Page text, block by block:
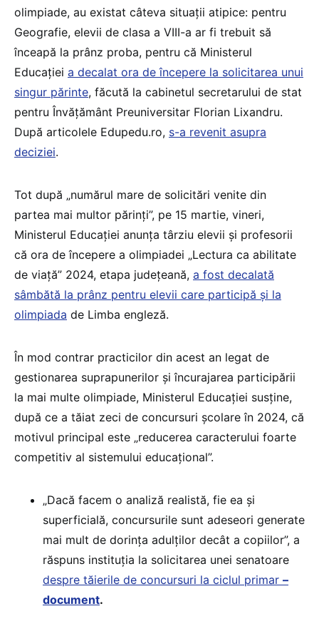
olimpiade, au existat câteva situații atipice: pentru
Geografie, elevii de clasa a VIII-a ar fi trebuit să
înceapă la prânz proba, pentru că Ministerul
Educației a decalat ora de începere la solicitarea unui
singur părinte, făcută la cabinetul secretarului de stat
pentru Învățământ Preuniversitar Florian Lixandru.
După articolele Edupedu.ro, s-a revenit asupra
deciziei.
Tot după „numărul mare de solicitări venite din
partea mai multor părinți”, pe 15 martie, vineri,
Ministerul Educației anunța târziu elevii și profesorii
că ora de începere a olimpiadei „Lectura ca abilitate
de viață” 2024, etapa județeană, a fost decalată
sâmbătă la prânz pentru elevii care participă și la
olimpiada de Limba engleză.
În mod contrar practicilor din acest an legat de
gestionarea suprapunerilor și încurajarea participării
la mai multe olimpiade, Ministerul Educației susține,
după ce a tăiat zeci de concursuri școlare în 2024, că
motivul principal este „reducerea caracterului foarte
competitiv al sistemului educațional”.
„Dacă facem o analiză realistă, fie ea și
superficială, concursurile sunt adeseori generate
mai mult de dorința adulților decât a copiilor”, a
răspuns instituția la solicitarea unei senatoare
despre tăierile de concursuri la ciclul primar –
document.